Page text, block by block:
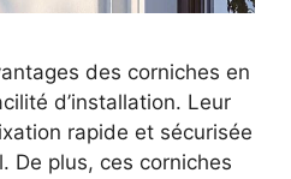
des corniches en
d’installation. Leur
rapide et sécurisée
De plus, ces corniches